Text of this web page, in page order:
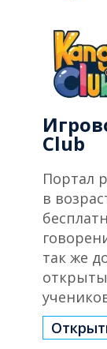
Club
Портал
в
так же